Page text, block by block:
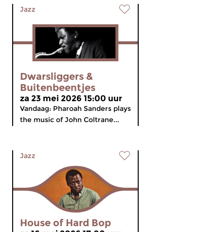
Jazz
Dwarsliggers &
Buitenbeentjes
za 23 mei 2026 15:00 uur
Vandaag: Pharoah Sanders plays
the music of John Coltrane...
Jazz
House of Hard Bop